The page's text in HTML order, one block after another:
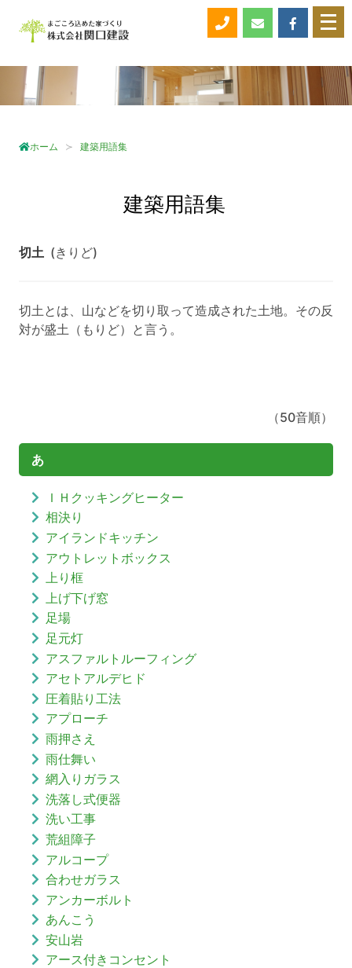
メ
ニ
ー
を
開
ホーム 建築用語集
建築用語集
切土 (きりど)
切土とは、山などを切り取って造成された土地。その反
対が盛土（もりど）と言う。
（50音順）
あ
ＩＨクッキングヒーター
相決り
アイランドキッチン
アウトレットボックス
上り框
上げ下げ窓
足場
足元灯
アスファルトルーフィング
アセトアルデヒド
圧着貼り工法
アプローチ
雨押さえ
雨仕舞い
網入りガラス
洗落し式便器
洗い工事
荒組障子
アルコープ
合わせガラス
アンカーボルト
あんこう
安山岩
アース付きコンセント